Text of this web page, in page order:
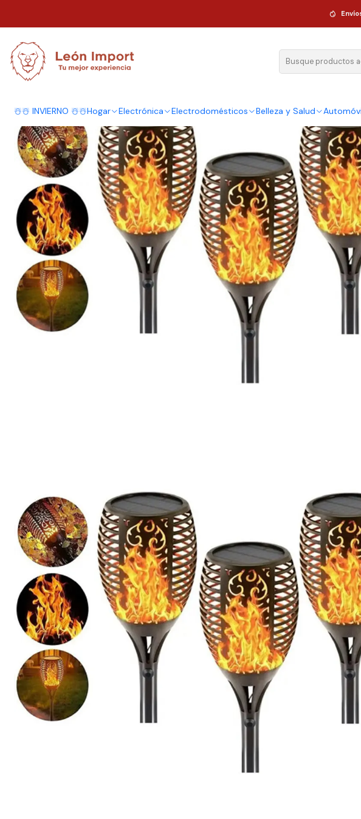
☃️☃️ INVIERNO ☃️☃️Hogar Electrónica Electrodomésticos Belleza y Salud
Pack X4 Lampara Solar Led Flama